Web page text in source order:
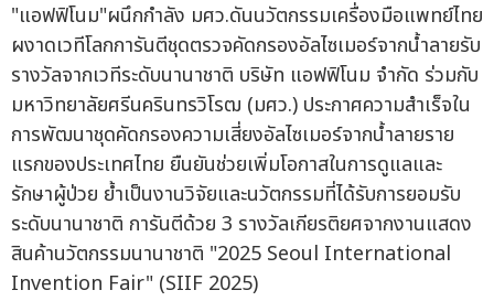
"แอฟฟิโนม"ผนึกกำลัง มศว.ดันนวัตกรรมเครื่องมือแพทย์ไทย
ผงาดเวทีโลกการันตีชุดตรวจคัดกรองอัลไซเมอร์จากน้ำลายรับ
รางวัลจากเวทีระดับนานาชาติ บริษัท แอฟฟิโนม จำกัด ร่วมกับ
มหาวิทยาลัยศรีนครินทรวิโรฒ (มศว.) ประกาศความสำเร็จใน
การพัฒนาชุดคัดกรองความเสี่ยงอัลไซเมอร์จากน้ำลายราย
แรกของประเทศไทย ยืนยันช่วยเพิ่มโอกาสในการดูแลและ
รักษาผู้ป่วย ย้ำเป็นงานวิจัยและนวัตกรรมที่ได้รับการยอมรับ
ระดับนานาชาติ การันตีด้วย 3 รางวัลเกียรติยศจากงานแสดง
สินค้านวัตกรรมนานาชาติ "2025 Seoul International
Invention Fair" (SIIF 2025)